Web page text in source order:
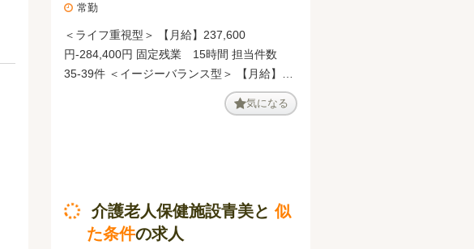
常勤
＜ライフ重視型＞ 【月給】237,600
円-284,400円 固定残業 15時間 担当件数
35-39件 ＜イージーバランス型＞ 【月給】
286,800円-338,400円 固定残業 30時間 担当
気になる
介護老人保健施設青美と似
た条件の求人